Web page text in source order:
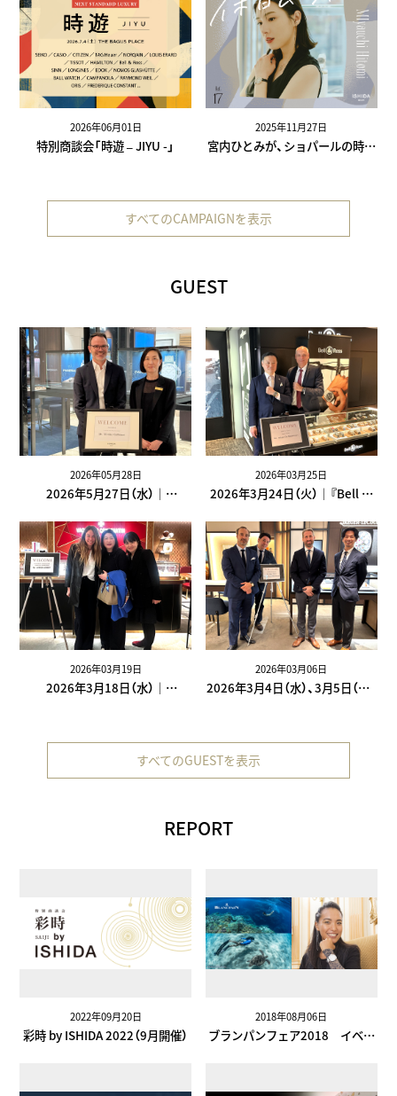
2026年06月01日
特別商談会「時遊 – JIYU -」
2025年11月27日
宮内ひとみが、ショパールの時計
すべてのCAMPAIGNを表示
GUEST
2026年05月28日
2026年5月27日（水）｜
Retail Director の Nicolas
Guillemet 氏、JAPAN CEOの
Philippe Larrieu氏が来訪＜
ISHIDA新宿＞＜ISHIDA表参道＞
2026年03月25日
2026年3月24日（火）｜『Bell ＆
Fabien De Nonancourt 氏が来
訪＜ISHIDA新宿＞＜ISHIDA表参
道＞
2026年03月19日
2026年3月18日（水）｜
氏が来訪＜ISHIDA新宿＞＜
2026年03月06日
2026年3月4日（水）、3月5日（木）
director の Inigo Ohlson 氏、
managing director の
TimeVallée ISHIDA Azabudai
すべてのGUESTを表示
REPORT
2022年09月20日
彩時 by ISHIDA 2022（9月開催）
2018年08月06日
ブランパンフェア2018 イベン